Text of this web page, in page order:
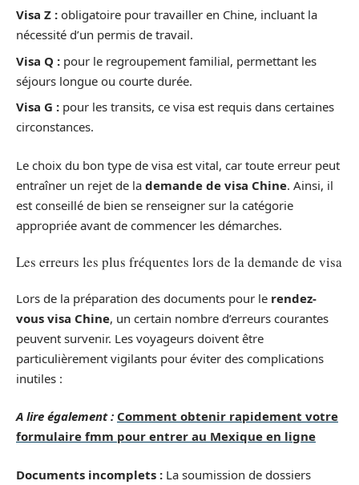
Visa Z : obligatoire pour travailler en Chine, incluant la
nécessité d’un permis de travail.
Visa Q : pour le regroupement familial, permettant les
séjours longue ou courte durée.
Visa G : pour les transits, ce visa est requis dans certaines
circonstances.
Le choix du bon type de visa est vital, car toute erreur peut
entraîner un rejet de la demande de visa Chine. Ainsi, il
est conseillé de bien se renseigner sur la catégorie
appropriée avant de commencer les démarches.
Les erreurs les plus fréquentes lors de la demande de visa
Lors de la préparation des documents pour le rendez-
vous visa Chine, un certain nombre d’erreurs courantes
peuvent survenir. Les voyageurs doivent être
particulièrement vigilants pour éviter des complications
inutiles :
A lire également : Comment obtenir rapidement votre
formulaire fmm pour entrer au Mexique en ligne
Documents incomplets : La soumission de dossiers